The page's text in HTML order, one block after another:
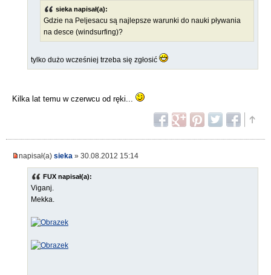
sieka napisał(a):
Gdzie na Peljesacu są najlepsze warunki do nauki pływania
na desce (windsurfing)?
tylko dużo wcześniej trzeba się zgłosić
Kilka lat temu w czerwcu od ręki...
napisał(a) sieka » 30.08.2012 15:14
FUX napisał(a):
Viganj.
Mekka.